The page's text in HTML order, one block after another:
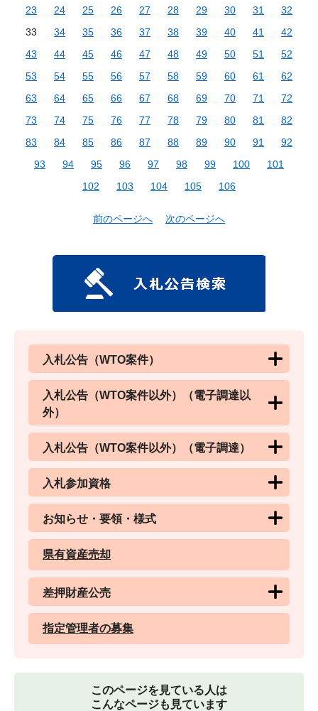
23
24 25 26 27 28 29 30 31
32
33
34 35 36 37 38 39 40 41
42
43
44 45 46 47 48 49 50 51
52
53
54 55 56 57 58 59 60 61
62
63
64 65 66 67 68 69 70 71
72
73
74 75 76 77 78 79 80 81
82
83
84 85 86 87 88 89 90 91
92
93
94 95 96 97 98 99 100
101
102
103 104 105 106
前のページへ 次のページへ
入札公告（WTO案件）
入札公告（WTO案件以外）（電子調達以
外）
入札公告（WTO案件以外）（電子調達）
入札参加資格
お知らせ・要領・様式
県有資産売却
差押財産公売
指定管理者の募集
このページを見ている人は
こんなページも見ています